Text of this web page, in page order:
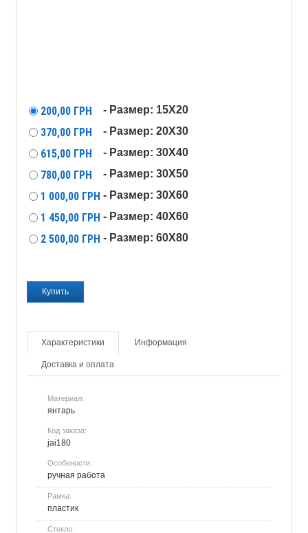
200,00 ГРН - Размер: 15X20
370,00 ГРН - Размер: 20X30
615,00 ГРН - Размер: 30X40
780,00 ГРН - Размер: 30X50
1 000,00 ГРН - Размер: 30X60
1 450,00 ГРН - Размер: 40X60
2 500,00 ГРН - Размер: 60X80
Характеристики Информация
Доставка и оплата
Материал:
янтарь
Код заказа:
jai180
Особености:
ручная работа
Рамка:
пластик
Стекло: